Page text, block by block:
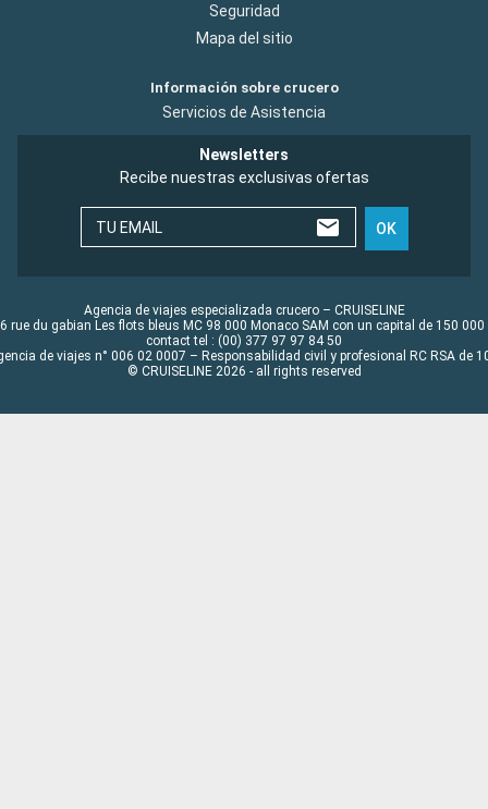
Seguridad
Mapa del sitio
Información sobre crucero
Servicios de Asistencia
Newsletters
Recibe nuestras exclusivas ofertas
TU EMAIL OK
Agencia de viajes especializada crucero – CRUISELINE
rue du gabian Les flots bleus MC 98 000 Monaco SAM con un capital de 150 000
contact tel : (00) 377 97 97 84 50
de viajes n° 006 02 0007 – Responsabilidad civil y profesional RC RSA de
© CRUISELINE 2026 - all rights reserved